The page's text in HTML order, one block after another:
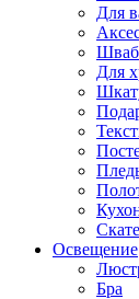
Для
Для
Освещение
Бра